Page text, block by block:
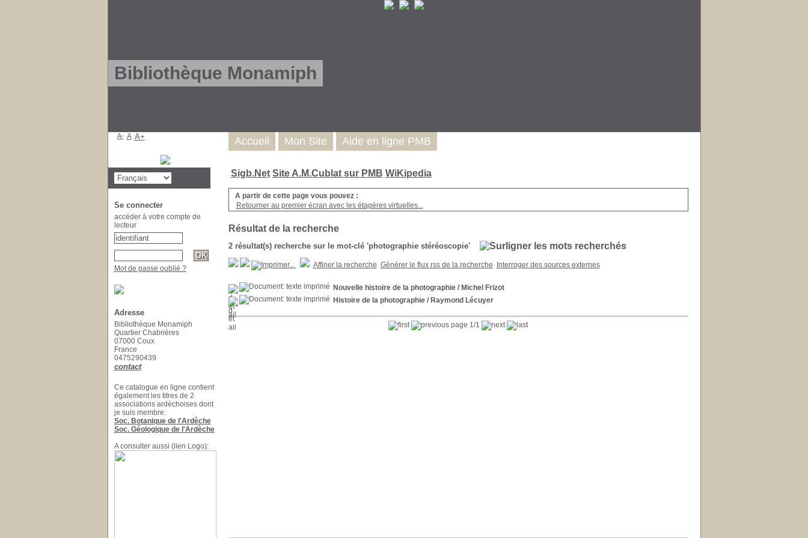
Bibliothèque Monamiph
Sigb.Net Site A.M.Cublat sur PMB WiKipedia
A partir de cette page vous pouvez :
Retourner au premier écran avec les étagères virtuelles...
Résultat de la recherche
2 résultat(s) recherche sur le mot-clé 'photographie stéréoscopie'
Affiner la recherche Générer le flux rss de la recherche Interroger des sources externes
Nouvelle histoire de la photographie/ Michel Frizot
Histoire de la photographie/ Raymond Lécuyer
page 1/1
Accueil Mon Site Aide en ligne PMB
A- A A+
Se connecter
accéder à votre compte de
lecteur
Mot de passe oublié ?
Adresse
Bibliothèque Monamiph
Quartier Chabrières
07000 Coux
France
0475290439
contact
Ce catalogue en ligne contient
également les titres de 2
associations ardèchoises dont
je suis membre:
Soc. Botanique de l'Ardèche
Soc. Géologique de l'Ardèche
A consulter aussi (lien Logo):